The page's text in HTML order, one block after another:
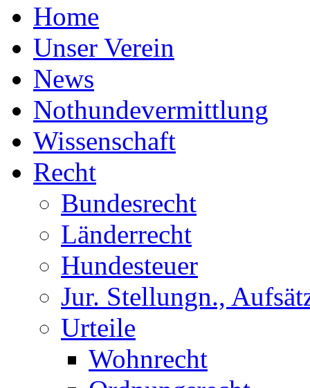
Home
Unser Verein
News
Nothundevermittlung
Wissenschaft
Recht
Bundesrecht
Länderrecht
Hundesteuer
Jur. Stellungn.,
Urteile
Wohnrecht